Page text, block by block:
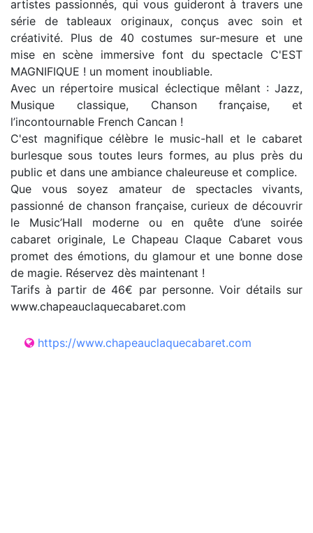
artistes passionnés, qui vous guideront à travers une
série de tableaux originaux, conçus avec soin et
créativité. Plus de 40 costumes sur-mesure et une
mise en scène immersive font du spectacle C'EST
MAGNIFIQUE ! un moment inoubliable.
Avec un répertoire musical éclectique mêlant : Jazz,
Musique classique, Chanson française, et
l’incontournable French Cancan !
C'est magnifique célèbre le music-hall et le cabaret
burlesque sous toutes leurs formes, au plus près du
public et dans une ambiance chaleureuse et complice.
Que vous soyez amateur de spectacles vivants,
passionné de chanson française, curieux de découvrir
le Music’Hall moderne ou en quête d’une soirée
cabaret originale, Le Chapeau Claque Cabaret vous
promet des émotions, du glamour et une bonne dose
de magie. Réservez dès maintenant !
Tarifs à partir de 46€ par personne. Voir détails sur
www.chapeauclaquecabaret.com
https://www.chapeauclaquecabaret.com